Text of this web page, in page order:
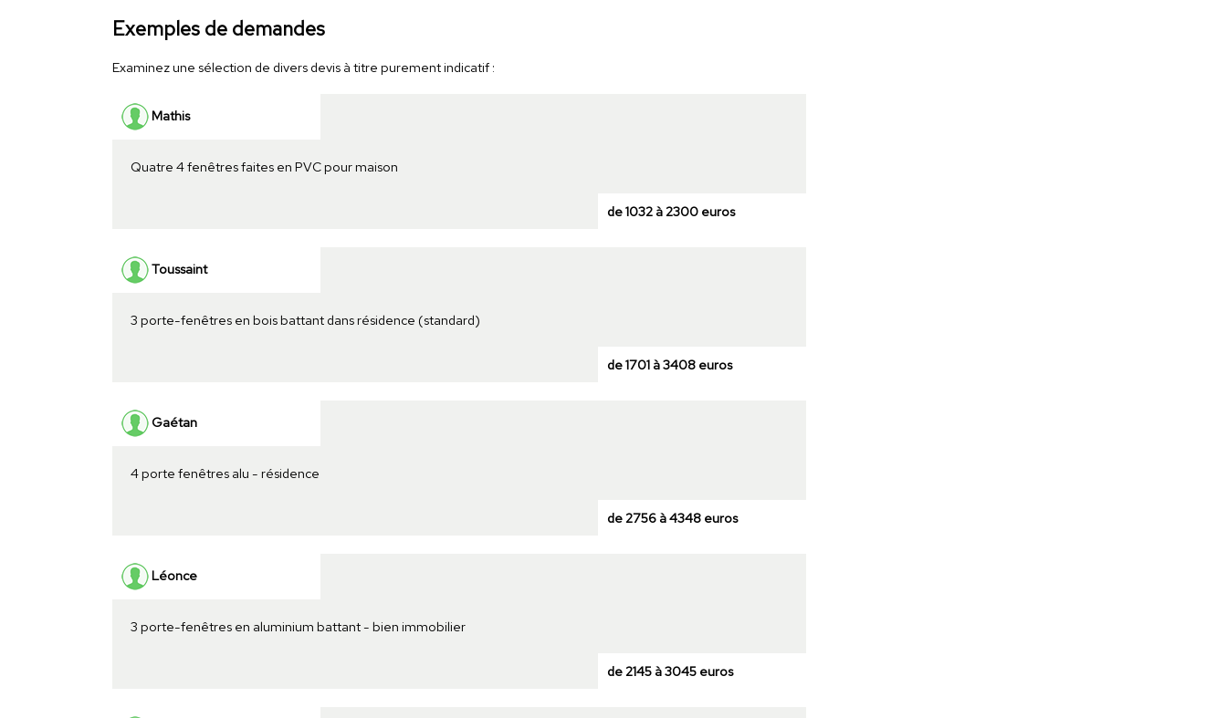
Exemples de demandes
Examinez une sélection de divers devis à titre purement indicatif :
Mathis
Quatre 4 fenêtres faites en PVC pour maison
de 1032 à 2300 euros
Toussaint
3 porte-fenêtres en bois battant dans résidence (standard)
de 1701 à 3408 euros
Gaétan
4 porte fenêtres alu - résidence
de 2756 à 4348 euros
Léonce
3 porte-fenêtres en aluminium battant - bien immobilier
de 2145 à 3045 euros